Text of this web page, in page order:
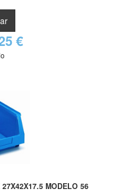
€
MODELO 56